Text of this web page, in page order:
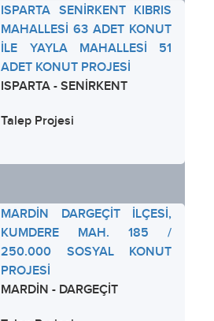
ISPARTA SENİRKENT KIBRIS
MAHALLESİ 63 ADET KONUT
İLE YAYLA MAHALLESİ 51
ADET KONUT PROJESİ
ISPARTA - SENİRKENT
Talep Projesi
MARDİN DARGEÇİT İLÇESİ,
KUMDERE MAH. 185 /
250.000 SOSYAL KONUT
PROJESİ
MARDİN - DARGEÇİT